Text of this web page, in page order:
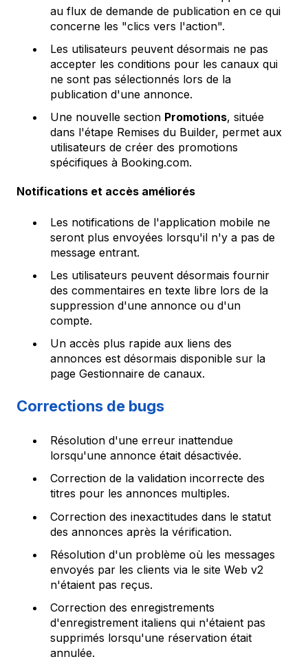
au flux de demande de publication en ce qui
concerne les "clics vers l'action".
Les utilisateurs peuvent désormais ne pas
accepter les conditions pour les canaux qui
ne sont pas sélectionnés lors de la
publication d'une annonce.
Une nouvelle section Promotions, située
dans l'étape Remises du Builder, permet aux
utilisateurs de créer des promotions
spécifiques à Booking.com.
Notifications et accès améliorés
Les notifications de l'application mobile ne
seront plus envoyées lorsqu'il n'y a pas de
message entrant.
Les utilisateurs peuvent désormais fournir
des commentaires en texte libre lors de la
suppression d'une annonce ou d'un
compte.
Un accès plus rapide aux liens des
annonces est désormais disponible sur la
page Gestionnaire de canaux.
Corrections de bugs
Résolution d'une erreur inattendue
lorsqu'une annonce était désactivée.
Correction de la validation incorrecte des
titres pour les annonces multiples.
Correction des inexactitudes dans le statut
des annonces après la vérification.
Résolution d'un problème où les messages
envoyés par les clients via le site Web v2
n'étaient pas reçus.
Correction des enregistrements
d'enregistrement italiens qui n'étaient pas
supprimés lorsqu'une réservation était
annulée.